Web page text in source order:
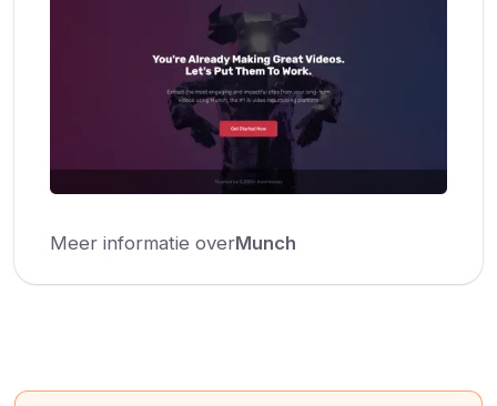
Meer informatie overMunch